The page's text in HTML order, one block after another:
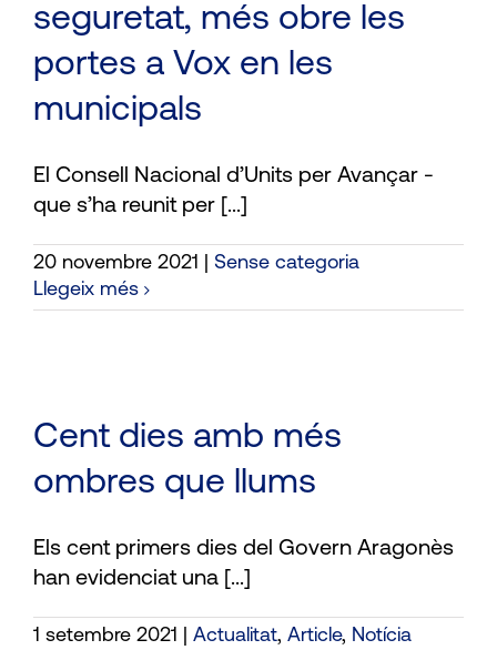
seguretat, més obre les
portes a Vox en les
municipals
El Consell Nacional d’Units per Avançar -
que s’ha reunit per [...]
20 novembre 2021
Sense categoria
Llegeix més
Cent dies amb més
ombres que llums
Els cent primers dies del Govern Aragonès
han evidenciat una [...]
1 setembre 2021 Actualitat, Article, Notícia